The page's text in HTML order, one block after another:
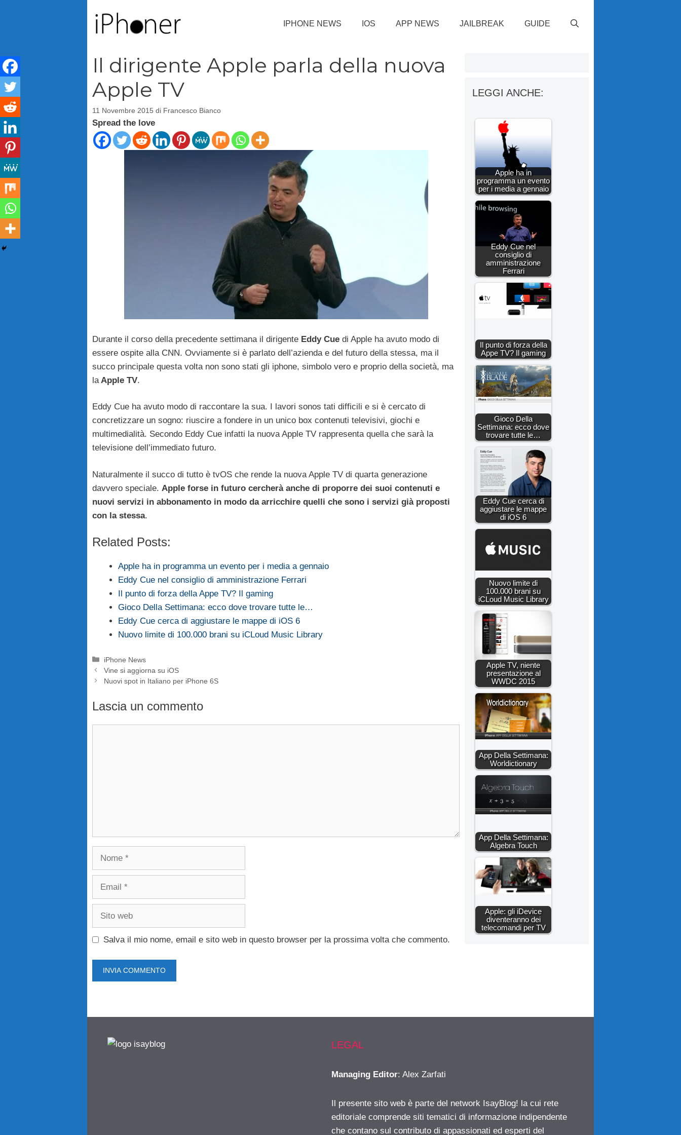
IPHONE NEWS IOS APP NEWS JAILBREAK GUIDE
Il dirigente Apple parla della nuova
Apple TV
11 Novembre 2015 di Francesco Bianco
Spread the love
Durante il corso della precedente settimana il dirigente Eddy Cue di Apple ha avuto modo di
essere ospite alla CNN. Ovviamente si è parlato dell’azienda e del futuro della stessa, ma il
succo principale questa volta non sono stati gli iphone, simbolo vero e proprio della società, ma
la Apple TV.
Eddy Cue ha avuto modo di raccontare la sua. I lavori sonos tati difficili e si è cercato di
concretizzare un sogno: riuscire a fondere in un unico box contenuti televisivi, giochi e
multimedialità. Secondo Eddy Cue infatti la nuova Apple TV rappresenta quella che sarà la
televisione dell’immediato futuro.
Naturalmente il succo di tutto è tvOS che rende la nuova Apple TV di quarta generazione
davvero speciale. Apple forse in futuro cercherà anche di proporre dei suoi contenuti e
nuovi servizi in abbonamento in modo da arricchire quelli che sono i servizi già proposti
con la stessa.
Related Posts:
Apple ha in programma un evento per i media a gennaio
Eddy Cue nel consiglio di amministrazione Ferrari
Il punto di forza della Appe TV? Il gaming
Gioco Della Settimana: ecco dove trovare tutte le…
Eddy Cue cerca di aggiustare le mappe di iOS 6
Nuovo limite di 100.000 brani su iCLoud Music Library
Categorie
iPhone News
Vine si aggiorna su iOS
Nuovi spot in Italiano per iPhone 6S
Lascia un commento
Nome
Email
Sito
Salva il mio nome, email e sito web in questo browser per la prossima volta che commento.
LEGGI ANCHE:
Apple ha in
programma un evento
per i media a gennaio
Eddy Cue nel
consiglio di
amministrazione
Ferrari
Il punto di forza della
Appe TV? Il gaming
Gioco Della
Settimana: ecco dove
trovare tutte le…
Eddy Cue cerca di
aggiustare le mappe
di iOS 6
Nuovo limite di
100.000 brani su
iCLoud Music Library
Apple TV, niente
presentazione al
WWDC 2015
App Della Settimana:
Worldictionary
App Della Settimana:
Algebra Touch
Apple: gli iDevice
diventeranno dei
telecomandi per TV
LEGAL
Managing Editor: Alex Zarfati
Il presente sito web è parte del network IsayBlog! la cui rete
editoriale comprende siti tematici di informazione indipendente
che contano sul contributo di appassionati ed esperti del